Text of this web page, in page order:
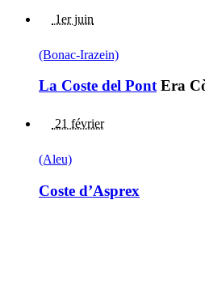
1er juin
(Bonac-Irazein)
La Coste del PontEra
21 février
(Aleu)
Coste d’Asprex